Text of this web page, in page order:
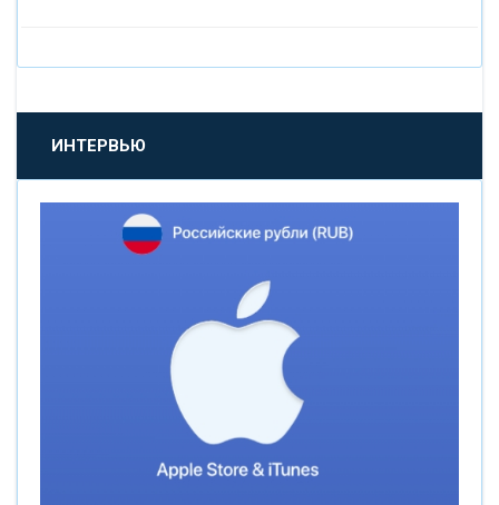
«БАНК САНКТ-ПЕТЕРБУРГ»
«ПРОМСВЯЗЬБАНК»
«НОВИКОМБАНК»
«ВНЕШПРОМБАНК»
«БАНК ГЛОБЭКС»
ИНТЕРВЬЮ